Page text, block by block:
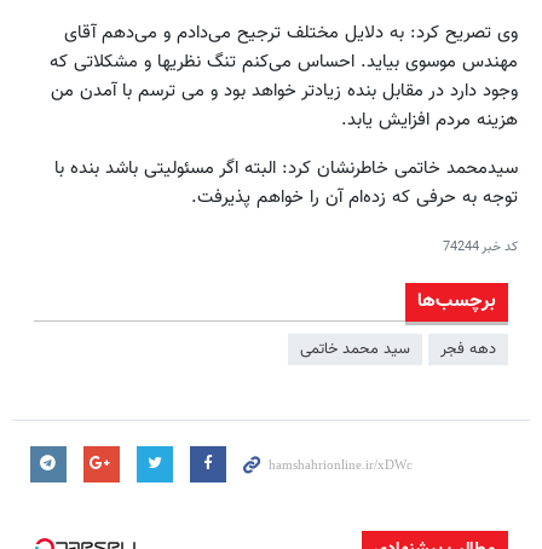
وی تصریح کرد: به دلایل مختلف ترجیح می‌دادم و می‌دهم آقای
مهندس موسوی بیاید. احساس می‌کنم تنگ نظریها و مشکلاتی که
وجود دارد در مقابل بنده زیادتر خواهد بود و می ترسم با آمدن من
هزینه مردم افزایش یابد.
سیدمحمد خاتمی خاطرنشان کرد: البته اگر مسئولیتی باشد بنده با
توجه به حرفی که زده‌ام آن را خواهم پذیرفت.
کد خبر74244
برچسب‌ها
دهه فجر سید محمد خاتمی